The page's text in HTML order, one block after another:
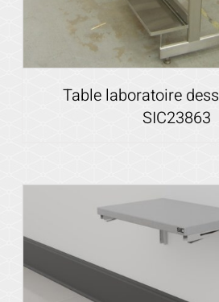
Voir les
Table laboratoire
SIC23863